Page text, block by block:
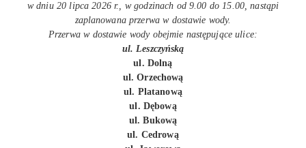
w dniu 20 lipca 2026 r., w godzinach od 9.00 do 15.00, nastąpi
zaplanowana przerwa w dostawie wody.
Przerwa w dostawie wody obejmie następujące ulice:
ul. Leszczyńską
ul. Dolną
ul. Orzechową
ul. Platanową
ul. Dębową
ul. Bukową
ul. Cedrową